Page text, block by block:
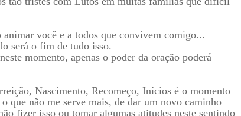
você e a todos que convivem comigo...
será o fim de tudo isso.
momento, apenas o poder da oração poderá
Nascimento, Recomeço, Inícios é o momento
que não me serve mais, de dar um novo caminho
fizer isso ou tomar algumas atitudes neste sentindo